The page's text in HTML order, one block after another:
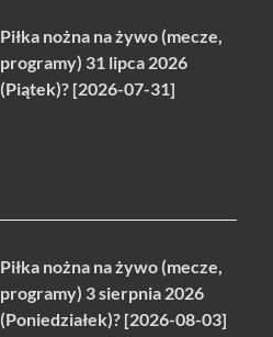
Piłka nożna na żywo (mecze,
programy) 31 lipca 2026
(Piątek)? [2026-07-31]
Piłka nożna na żywo (mecze,
programy) 3 sierpnia 2026
(Poniedziałek)? [2026-08-03]